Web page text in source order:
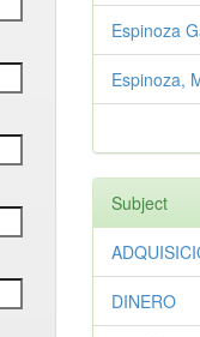
Espinoza
Espinoza,
Subject
DINERO